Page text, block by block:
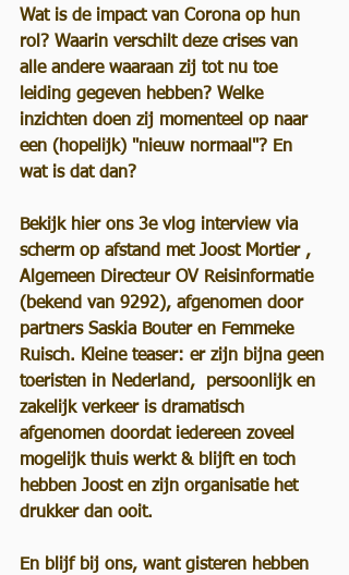
Wat is de impact van Corona op hun
rol? Waarin verschilt deze crises van
alle andere waaraan zij tot nu toe
leiding gegeven hebben? Welke
inzichten doen zij momenteel op naar
een (hopelijk) "nieuw normaal"? En
wat is dat dan?
Bekijk hier ons 3e vlog interview via
scherm op afstand met Joost Mortier ,
Algemeen Directeur OV Reisinformatie
(bekend van 9292), afgenomen door
partners Saskia Bouter en Femmeke
Ruisch. Kleine teaser: er zijn bijna geen
toeristen in Nederland,  persoonlijk en
zakelijk verkeer is dramatisch
afgenomen doordat iedereen zoveel
mogelijk thuis werkt & blijft en toch
hebben Joost en zijn organisatie het
drukker dan ooit.
En blijf bij ons, want gisteren hebben